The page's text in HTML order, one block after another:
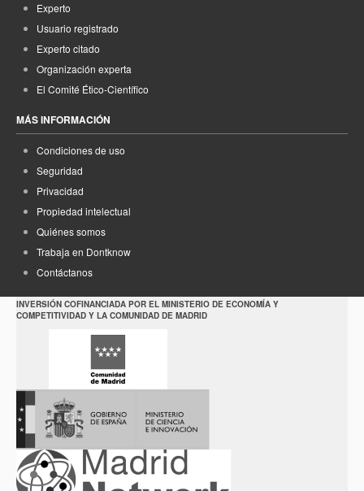
Experto
Usuario registrado
Experto citado
Organización experta
El Comité Ético-Científico
MÁS INFORMACIÓN
Condiciones de uso
Seguridad
Privacidad
Propiedad intelectual
Quiénes somos
Trabaja en Dontknow
Contáctanos
INVERSIÓN COFINANCIADA POR EL MINISTERIO DE ECONOMÍA Y
COMPETITIVIDAD Y LA COMUNIDAD DE MADRID